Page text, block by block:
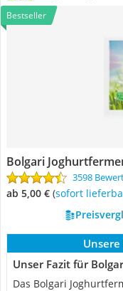
Bestseller
Bolgari
3598
ab 5,00 € ( Sofort
Unser Fazit für
Das Bolgari